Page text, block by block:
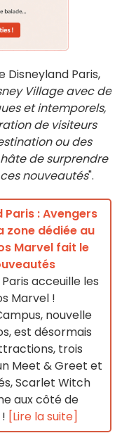
Disneyland Paris,
Village avec de
et intemporels,
de visiteurs
ou des
de surprendre
nouveautés".
Paris : Avengers
zone dédiée au
Marvel fait le
acceuille les
Marvel !
nouvelle
est désormais
trois
Meet & Greet et
Scarlet Witch
aux côté de
[Lire la suite]